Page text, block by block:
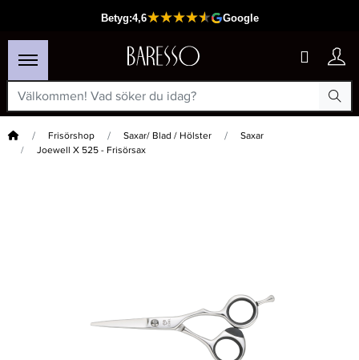
Hem Frisörshop Saxar/ Blad / Hölster
Saxar
Joewell X 525 - Frisörsax